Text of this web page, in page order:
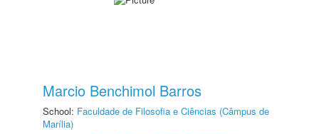
Marcio Benchimol Barros
School: Faculdade de Filosofia e Ciências (Câmpus de
Marília)